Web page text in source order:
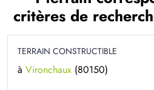
critères de
TERRAIN CONSTRUCTIBLE
à Vironchaux (80150)